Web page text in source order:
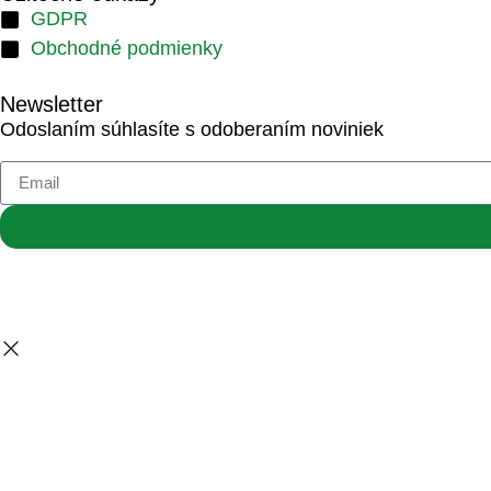
GDPR
Obchodné podmienky
Newsletter
Odoslaním súhlasíte s odoberaním noviniek